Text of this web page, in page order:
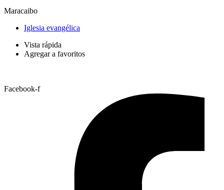
Maracaibo
Iglesia evangélica
Vista rápida
Agregar a favoritos
Facebook-f